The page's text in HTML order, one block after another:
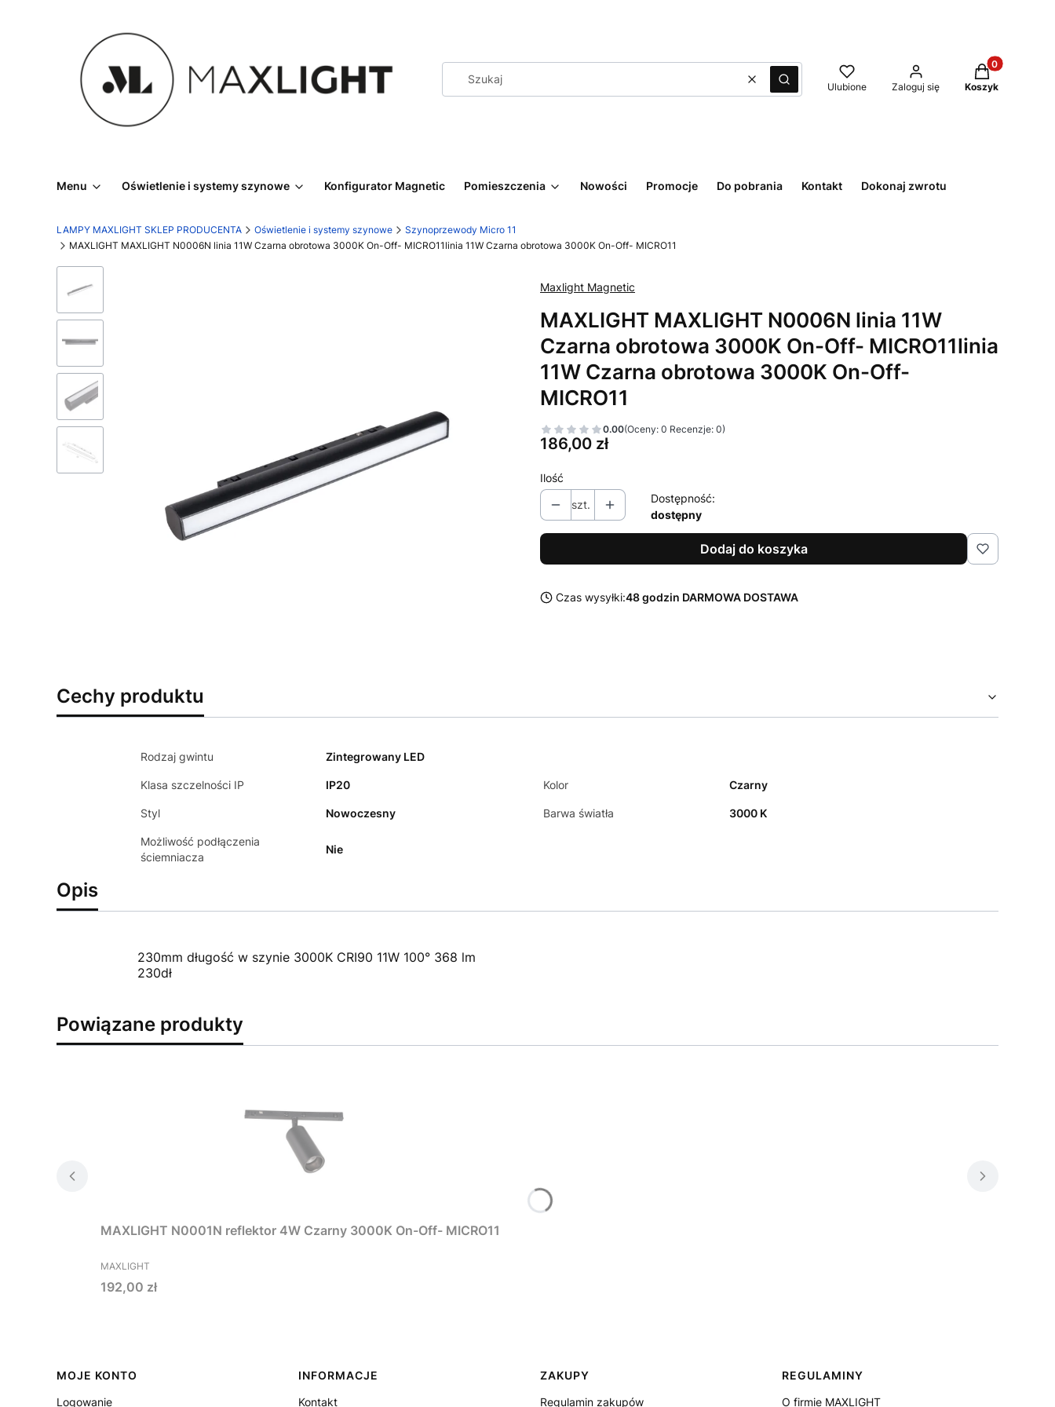
WyczyśćSzukaj Ulubione Zaloguj się
Produkty w
Koszyk
Menu Oświetlenie i systemy szynowe Konfigurator Magnetic Pomieszczenia Nowości Promocje Do pobrania Kontakt Dokonaj zwrotu
LAMPY MAXLIGHT SKLEP PRODUCENTA Oświetlenie i systemy szynowe
Szynoprzewody Micro 11
MAXLIGHT MAXLIGHT N0006N linia 11W Czarna obrotowa 3000K On-Off- MICRO11linia 11W Czarna obrotowa 3000K On-Off- MICRO11
Maxlight Magnetic
MAXLIGHT MAXLIGHT N0006N linia 11W
Czarna obrotowa 3000K On-Off- MICRO11linia
11W Czarna obrotowa 3000K On-Off-
MICRO11
0.00(Oceny: 0 Recenzje: 0)
Cena
186,00 zł
Ilość
szt.
Dostępność:
dostępny
Dodaj do koszyka
Czas wysyłki:48 godzin DARMOWA DOSTAWA
Cechy produktu
Rodzaj gwintu Zintegrowany LED
Klasa szczelności IP IP20 Kolor Czarny
Styl Nowoczesny Barwa światła 3000 K
Możliwość podłączenia
ściemniacza
Nie
Opis
230mm długość w szynie 3000K CRI90 11W 100° 368 lm
230dł
Powiązane produkty
MAXLIGHT N0001N reflektor 4W Czarny 3000K On-Off- MICRO11
PRODUCENT
MAXLIGHT
Cena
192,00 zł
Linki w stopce
MOJE KONTO
Logowanie
INFORMACJE
Kontakt
ZAKUPY
Regulamin zakupów
REGULAMINY
O firmie MAXLIGHT